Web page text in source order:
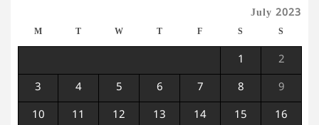
July 2023
M T W T F S S
1 2
3 4 5 6 7 8 9
10 11 12 13 14 15 16